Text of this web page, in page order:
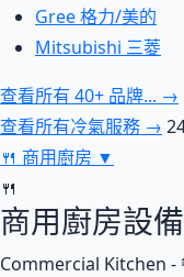
Gree 格力/美的
Mitsubishi 三菱
查看所有 40+ 品牌... →
查看所有冷氣服務 →
🍴 商用廚房 ▼
🍴
商用廚房設備
Commercial Kitchen -